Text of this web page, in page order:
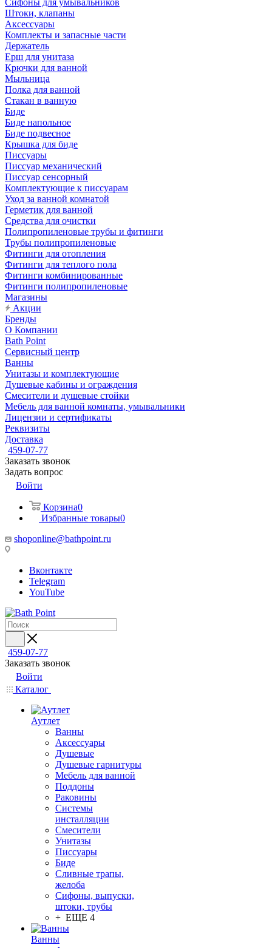
Сифоны для умывальников
Штоки, клапаны
Аксессуары
Комплекты и запасные части
Держатель
Ерш для унитаза
Крючки для ванной
Мыльница
Полка для ванной
Стакан в ванную
Биде
Биде напольное
Биде подвесное
Крышка для биде
Писсуары
Писсуар механический
Писсуар сенсорный
Комплектующие к писсуарам
Уход за ванной комнатой
Герметик для ванной
Средства для очистки
Полипропиленовые трубы и фитинги
Трубы полипропиленовые
Фитинги для отопления
Фитинги для теплого пола
Фитинги комбинированные
Фитинги полипропиленовые
Магазины
Акции
Бренды
О Компании
Bath Point
Сервисный центр
Ванны
Унитазы и комплектующие
Душевые кабины и ограждения
Смесители и душевые стойки
Мебель для ванной комнаты, умывальники
Лицензии и сертификаты
Реквизиты
Доставка
459-07-77
Заказать звонок
Задать вопрос
Войти
Корзина0
Избранные товары0
shoponline@bathpoint.ru
Вконтакте
Telegram
YouTube
459-07-77
Заказать звонок
Войти
Каталог
Аутлет
Ванны
Аксессуары
Душевые
Душевые гарнитуры
Мебель для ванной
Поддоны
Раковины
Системы
инсталляции
Смесители
Унитазы
Писсуары
Биде
Сливные трапы,
желоба
Сифоны, выпуски,
штоки, трубы
+ ЕЩЕ 4
Ванны